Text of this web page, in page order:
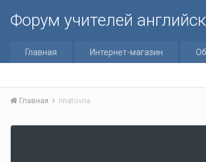
Форум учителей
Главная Интернет-магазин
Главная rinatovna